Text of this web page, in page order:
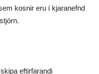
kosnir eru í kjaranefnd
eftirfarandi